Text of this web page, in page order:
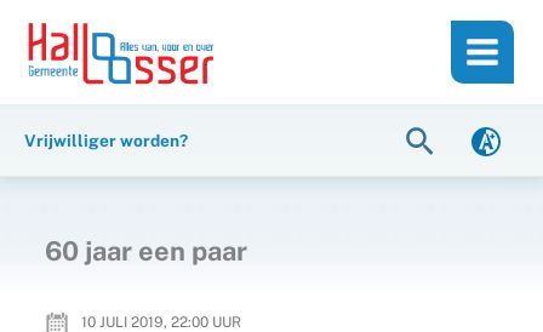
inhoud
naar
Vrijwilliger worden? Zoeken
60 jaar een paar
10 JULI 2019, 22:00UUR